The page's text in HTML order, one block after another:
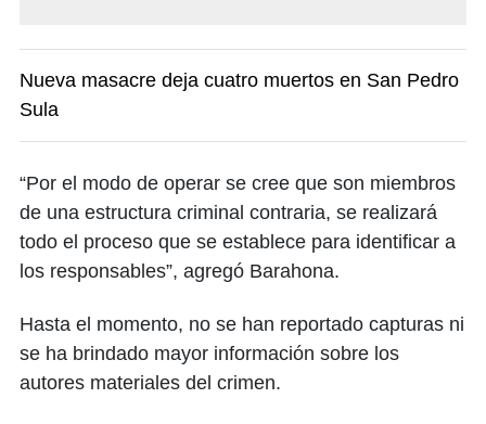
Nueva masacre deja cuatro muertos en San Pedro
Sula
“Por el modo de operar se cree que son miembros
de una estructura criminal contraria, se realizará
todo el proceso que se establece para identificar a
los responsables”, agregó Barahona.
Hasta el momento, no se han reportado capturas ni
se ha brindado mayor información sobre los
autores materiales del crimen.